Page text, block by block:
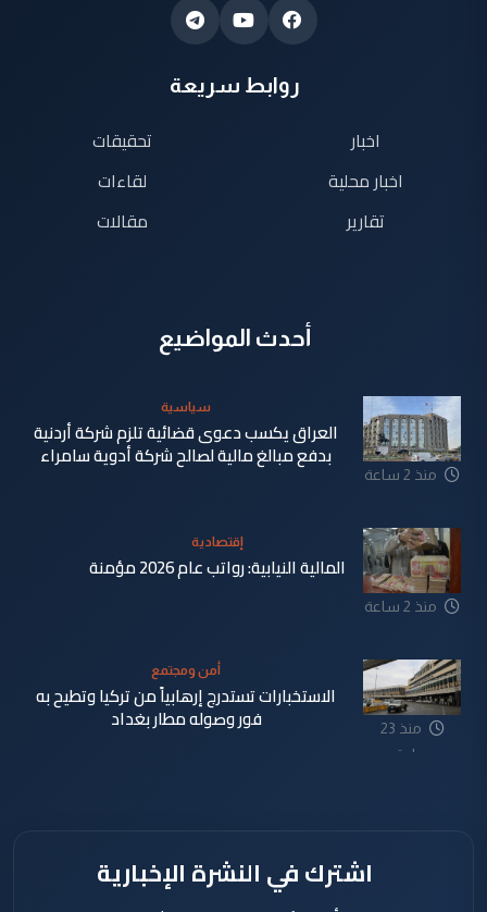
روابط سريعة
اخبار
اخبار محلية
تقارير
تحقيقات
لقاءات
مقالات
أحدث المواضيع
منذ 2 ساعة
سياسية
العراق يكسب دعوى قضائية تلزم شركة أردنية
بدفع مبالغ مالية لصالح شركة أدوية سامراء
منذ 2 ساعة
إقتصادية
المالية النيابية: رواتب عام 2026 مؤمنة
منذ 23
ساعة
أمن ومجتمع
الاستخبارات تستدرج إرهابياً من تركيا وتطيح به
فور وصوله مطار بغداد
اشترك في النشرة الإخبارية